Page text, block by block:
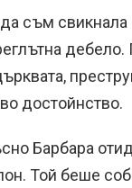
съм свикнала
дебело.
достойнство.
Барбара
Той беше